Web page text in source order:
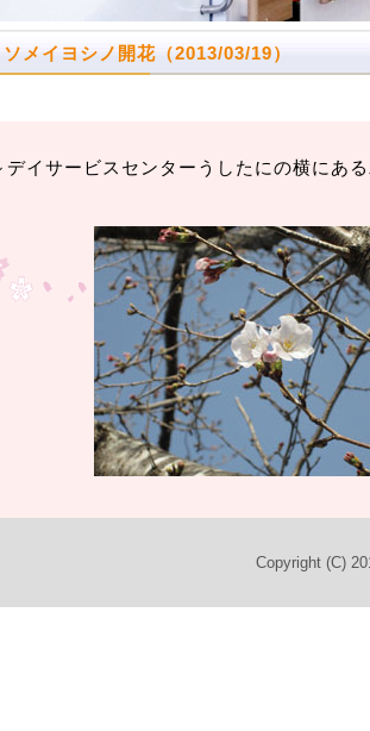
メイヨシノ開花（2013/03/19）
イサービスセンターうしたにの横にあ
Copyright (C)